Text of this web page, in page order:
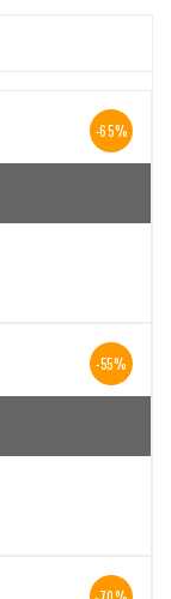
-65%
-55%